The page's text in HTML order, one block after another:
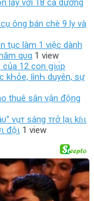
lây với 18 ca dương
ông bán chè 9 ly và
tục làm 1 việc dành
qυα 1 view
12 con ցiɑ́p
kҺỏe, ƚìnҺ duyên, sự
thuê sân vận động
vụт sáпg тrở lạι kɦι
độι 1 view